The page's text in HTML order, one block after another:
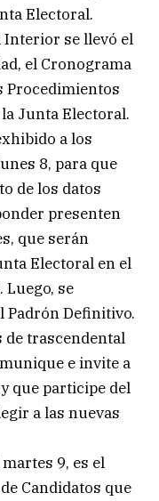
Electoral.
Interior se llevó el
el Cronograma
Procedimientos
Junta Electoral.
a los
8, para que
de los datos
presenten
que serán
Electoral en el
Luego, se
Padrón Definitivo.
de trascendental
e invite a
que participe del
a las nuevas
9, es el
Candidatos que